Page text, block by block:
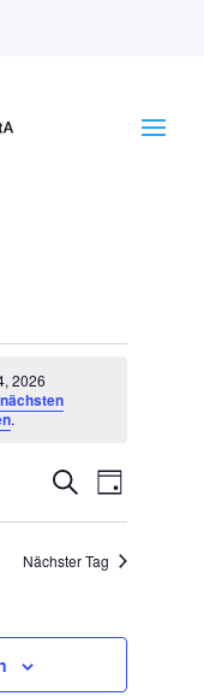
2026
nächsten
.
Suche
Ansichten,
SucheTag
Nächster Tag